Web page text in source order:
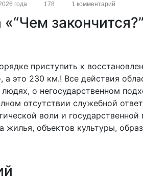
года 178 1 комментарий
приступить к
а это 230 км.! Все действия
о негосударственном
отсутствии служебной
воли и
жилья, объектов культуры,